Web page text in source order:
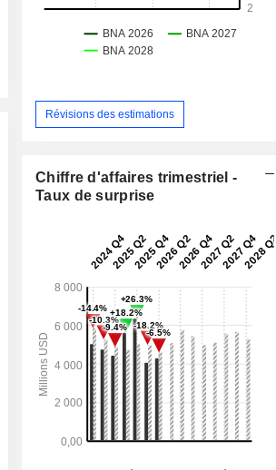
Révisions des estimations
Chiffre d'affaires trimestriel -
Taux de surprise